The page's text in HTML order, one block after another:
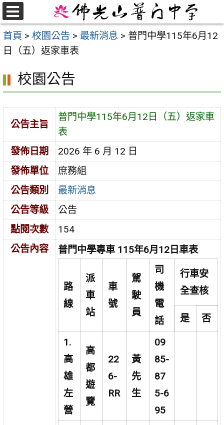
跳
至
主
要
首頁 > 校園公告 > 最新消息 > 普門中學115年6月12
日（五）返家車表
校園公告
公告主旨
普門中學115年6月12日（五）返家車
表
發佈日期
2026 年 6 月 12 日
發佈單位
庶務組
公告類別
最新消息
公告等級
公告
點閱次數
154
公告內容
普門中學專車 115年6月12日車表
路
線
派
車
站
車
號
駕
駛
員
司
機
電
話
行車安
全查核
是 否
1.
高
雄
左
營
高
都
遊
覽
22
6-
RR
黃
先
生
09
85-
87
5-6
95
選
單